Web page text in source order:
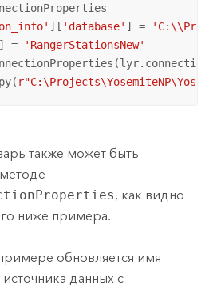
][ 'database' ] =
] =
'RangerStationsNew'
также может быть
, как видно
ниже примера.
обновляется имя
данных с